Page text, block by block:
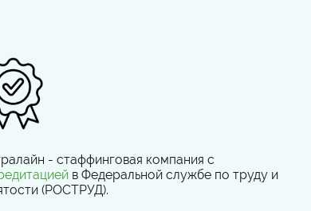
- стаффинговая компания с
в Федеральной службе по труду и
(РОСТРУД).